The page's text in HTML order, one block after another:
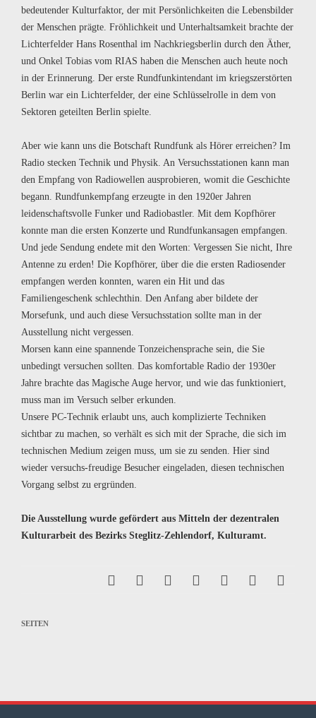
bedeutender Kulturfaktor, der mit Persönlichkeiten die Lebensbilder
der Menschen prägte. Fröhlichkeit und Unterhaltsamkeit brachte der
Lichterfelder Hans Rosenthal im Nachkriegsberlin durch den Äther,
und Onkel Tobias vom RIAS haben die Menschen auch heute noch
in der Erinnerung. Der erste Rundfunkintendant im kriegszerstörten
Berlin war ein Lichterfelder, der eine Schlüsselrolle in dem von
Sektoren geteilten Berlin spielte.
Aber wie kann uns die Botschaft Rundfunk als Hörer erreichen? Im
Radio stecken Technik und Physik. An Versuchsstationen kann man
den Empfang von Radiowellen ausprobieren, womit die Geschichte
begann. Rundfunkempfang erzeugte in den 1920er Jahren
leidenschaftsvolle Funker und Radiobastler. Mit dem Kopfhörer
konnte man die ersten Konzerte und Rundfunkansagen empfangen.
Und jede Sendung endete mit den Worten: Vergessen Sie nicht, Ihre
Antenne zu erden! Die Kopfhörer, über die die ersten Radiosender
empfangen werden konnten, waren ein Hit und das
Familiengeschenk schlechthin. Den Anfang aber bildete der
Morsefunk, und auch diese Versuchsstation sollte man in der
Ausstellung nicht vergessen.
Morsen kann eine spannende Tonzeichensprache sein, die Sie
unbedingt versuchen sollten. Das komfortable Radio der 1930er
Jahre brachte das Magische Auge hervor, und wie das funktioniert,
muss man im Versuch selber erkunden.
Unsere PC-Technik erlaubt uns, auch komplizierte Techniken
sichtbar zu machen, so verhält es sich mit der Sprache, die sich im
technischen Medium zeigen muss, um sie zu senden. Hier sind
wieder versuchs-freudige Besucher eingeladen, diesen technischen
Vorgang selbst zu ergründen.
Die Ausstellung wurde gefördert aus Mitteln der dezentralen
Kulturarbeit des Bezirks Steglitz-Zehlendorf, Kulturamt.
SEITEN